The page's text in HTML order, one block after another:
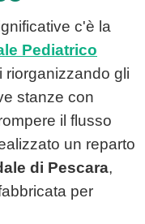
c'è la
Pediatrico
riorganizzando gli
stanze con
il flusso
un reparto
di Pescara,
per